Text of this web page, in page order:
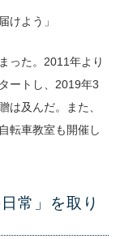
けよう」
った。2011年より
ートし、2019年3
は及んだ。また、
転車教室も開催し
常」を取り